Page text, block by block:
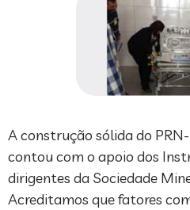
A construção sólida do
contou com o apoio dos
dirigentes da Sociedade
Acreditamos que fatores